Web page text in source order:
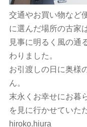
交通やお買い物など
に選んだ場所の古家
見事に明るく風の通
わりました。
お引渡しの日に奥様
ん。
末永くお幸せにお暮
を見に行かせていた
hiroko.hiura